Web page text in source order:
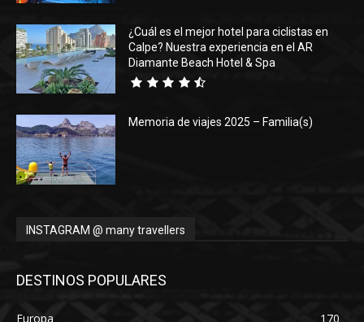
¿Cuál es el mejor hotel para ciclistas en
Calpe? Nuestra experiencia en el AR
Diamante Beach Hotel & Spa
Memoria de viajes 2025 – Familia(s)
INSTAGRAM @ many travellers
DESTINOS POPULARES
Europa
170